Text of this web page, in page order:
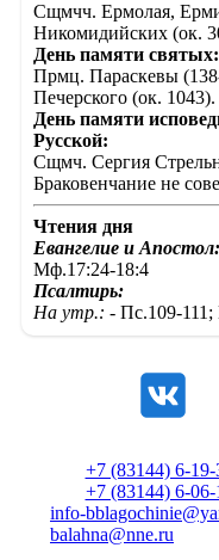
Сщмчч. Ермолая,
Никомидийских (ок.
День памяти святых:
Прмц. Параскевы
Печерского (ок. 1043).
День памяти
Русской:
Сщмч. Сергия
Браковенчание не
Чтения дня
Евангелие и Апостол:
Мф.17:24-18:4
Псалтирь:
На утр.: - Пс.109-111;
+7 (83144) 6-19-
+7 (83144) 6-06-
info-
balahna@nne.ru